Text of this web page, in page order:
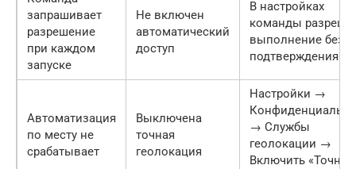
запрашивает
разрешение
при каждом
запуске
Не включен
автоматический
доступ
В настройках
команды
выполнение без
подтверждения
Автоматизация
по месту не
срабатывает
Выключена
точная
геолокация
Настройки →
→ Службы
геолокации →
Включить «Точная